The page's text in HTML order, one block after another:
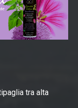
tra alta